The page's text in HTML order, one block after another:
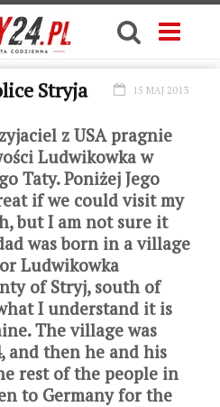
Stryja 15 MAJ 2013
z USA pragnie
Ludwikowka w
Taty. Poniżej Jego
if we could visit my
but I am not sure it
was born in a village
Ludwikowka
of Stryj, south of
I understand it is
The village was
and then he and his
rest of the people in
to Germany for the